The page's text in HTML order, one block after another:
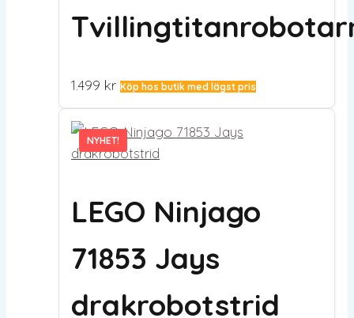
1.499 kr Köp hos butik med lägst pris
NYHET!
NYHET!
LEGO Ninjago
71853 Jays
drakrobotstrid